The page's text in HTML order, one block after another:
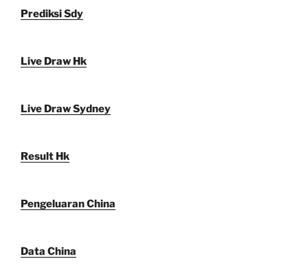
Prediksi Sdy
Live Draw Hk
Live Draw Sydney
Result Hk
Pengeluaran China
Data China